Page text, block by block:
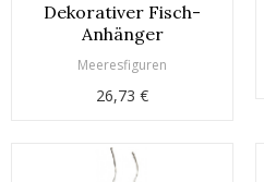
Dekorativer Fisch-
Anhänger
Meeresfiguren
26,73 €